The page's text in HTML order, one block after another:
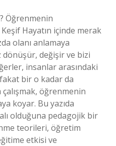
Öğrenmenin
Hayatın içinde merak
olanı anlamaya
dönüşür, değişir ve bizi
insanlar arasındaki
bir o kadar da
çalışmak, öğrenmenin
koyar. Bu yazıda
olduğuna pedagojik bir
teorileri, öğretim
etkisi ve